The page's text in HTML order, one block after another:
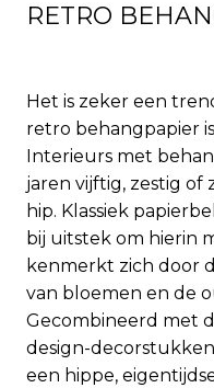
RETRO
Het is zeker een
retro behangpapier
Interieurs met
jaren vijftig, zestig of
hip. Klassiek
bij uitstek om hierin
kenmerkt zich door
van bloemen en de
Gecombineerd met
design-
een hippe,